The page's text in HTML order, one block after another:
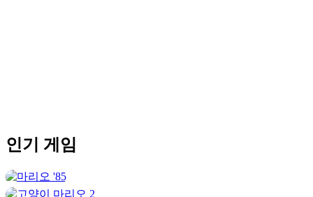
조와 창의적인 세계 덕분에 빠르게 팬들의 인기를 끌었습니다.
기존 선형 플랫폼 게임과 달리 플레이어는 비선형 방식으로 다
인기 게임